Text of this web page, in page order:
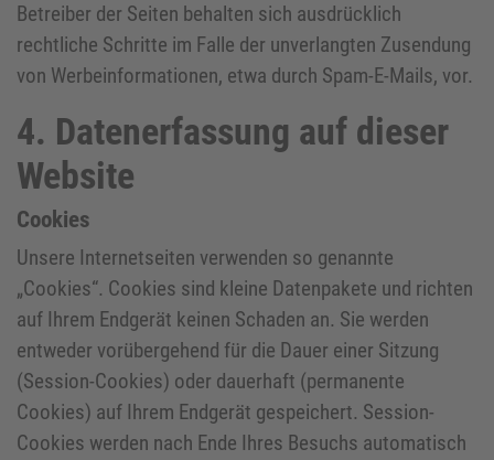
Betreiber der Seiten behalten sich ausdrücklich
rechtliche Schritte im Falle der unverlangten Zusendung
von Werbeinformationen, etwa durch Spam-E-Mails, vor.
4. Datenerfassung auf dieser
Website
Cookies
Unsere Internetseiten verwenden so genannte
„Cookies“. Cookies sind kleine Datenpakete und richten
auf Ihrem Endgerät keinen Schaden an. Sie werden
entweder vorübergehend für die Dauer einer Sitzung
(Session-Cookies) oder dauerhaft (permanente
Cookies) auf Ihrem Endgerät gespeichert. Session-
Cookies werden nach Ende Ihres Besuchs automatisch